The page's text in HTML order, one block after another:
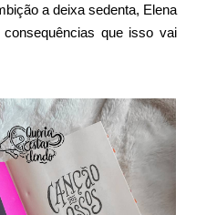
a deixa sedenta, Elena
que isso vai